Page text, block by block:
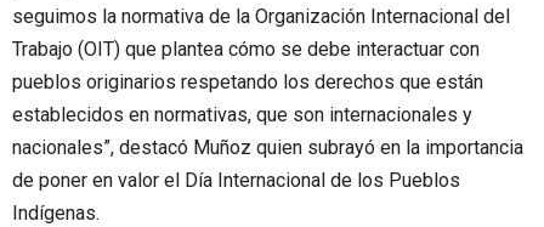
seguimos la normativa de la Organización Internacional del
Trabajo (OIT) que plantea cómo se debe interactuar con
pueblos originarios respetando los derechos que están
establecidos en normativas, que son internacionales y
nacionales”, destacó Muñoz quien subrayó en la importancia
de poner en valor el Día Internacional de los Pueblos
Indígenas.